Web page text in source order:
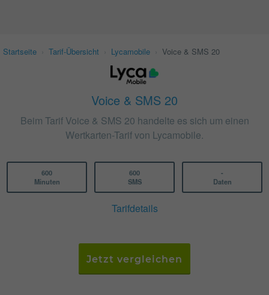
Startseite Tarif-Übersicht Lycamobile Voice & SMS 20
Voice & SMS 20
Beim Tarif Voice & SMS 20 handelte es sich um einen
Wertkarten-Tarif von Lycamobile.
600
Minuten
600
SMS
-
Daten
Tarifdetails
Jetzt vergleichen